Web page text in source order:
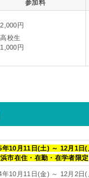
参加料
2,000円
高校生
1,000円
年10月11日(土) ～ 12月1日(
市在住・在勤・在学者限定
年10月11日(金) ～ 12月2日(